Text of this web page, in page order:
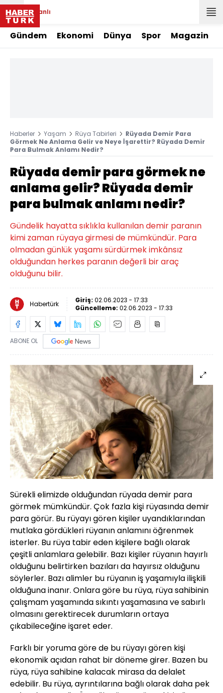
Canlı
Gündem Ekonomi Dünya Spor Magazin
Haberler Yaşam Rüya Tabirleri
Rüyada Demir Para
Görmek Ne Anlama Gelir ve Neye İşarettir? Rüyada Demir
Para Bulmak Anlamı Nedir?
Rüyada demir para görmek ne
anlama gelir? Rüyada demir
para bulmak anlamı nedir?
Gündelik hayatta sıklıkla kullanılan demir paranın
kimi zaman rüyaya girmesi de mümkündür. Para
olmadan günlük yaşamı sürdürmek imkânsız
olduğundan herkes paranın değerli bir araç
olduğunu bilir.
Habertürk Giriş: 02.06.2023 - 17:33
Güncelleme: 02.06.2023 - 17:33
ABONE OL
Sürekli elimizde olduğundan rüyada demir para
görmek mümkündür. Çok fazla kişi rüyasında demir
para görür. Bu rüyayı gören kişiler uyandıklarından
mutlaka gördükleri rüyanın anlamını öğrenmek
isterler. Bu rüya tabir eden kişilere bağlı olarak
çeşitli anlamlara gelebilir. Bazı kişiler rüyanın hayırlı
olduğunu belirtirken bazıları da hayırsız olduğunu
söylerler. Bazı alimler bu rüyanın iş yaşamıyla ilişkili
olduğuna inanır. Onlara göre bu rüya, rüya sahibinin
çalışmam yaşamında sıkıntı yaşamasına ve sabırlı
olmasını gerektirecek durumların ortaya
çıkabileceğine işaret eder.
Farklı bir yoruma göre de bu rüyayı gören kişi
ekonomik açıdan rahat bir döneme girer. Bazen bu
rüya, rüya sahibine kalacak mirasa da delalet
edebilir. Bu rüya, ayrıntılarına bağlı olarak daha pek